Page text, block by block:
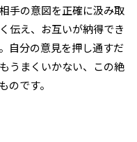
手の意図を正確に汲み取
伝え、お互いが納得でき
自分の意見を押し通すだ
うまくいかない、この絶
のです。